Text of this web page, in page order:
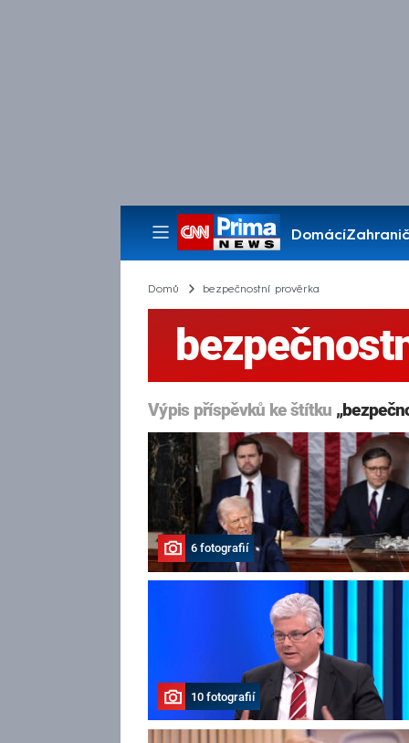
Domácí
Pořady
Domů bezpečnostní prověrka
Výpis příspěvků ke štítku
6 fotografií
10 fotografií